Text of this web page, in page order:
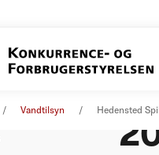
Vandtilsyn Hedensted